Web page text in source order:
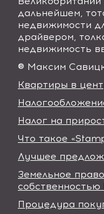
дальнейшем,
недвижимости
драйвером,
недвижимость
® Максим
Квартиры в
Налог на
Что такое
Лучшее
Земельное
Процедура